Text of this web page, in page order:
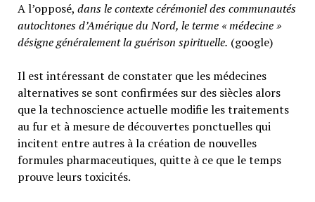
A l’opposé, dans le contexte cérémoniel des communautés
autochtones d’Amérique du Nord, le terme « médecine »
désigne généralementla guérison spirituelle. (google)
Il est intéressant de constater que les médecines
alternatives se sont confirmées sur des siècles alors
que la technoscience actuelle modifie les traitements
au fur et à mesure de découvertes ponctuelles qui
incitent entre autres à la création de nouvelles
formules pharmaceutiques, quitte à ce que le temps
prouve leurs toxicités.